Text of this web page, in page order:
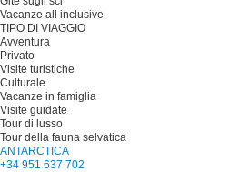
Vacanze all inclusive
TIPO DI VIAGGIO
Avventura
Privato
Visite turistiche
Culturale
Vacanze in famiglia
Visite guidate
Tour di lusso
Tour della fauna selvatica
ANTARCTICA
+34 951 637 702